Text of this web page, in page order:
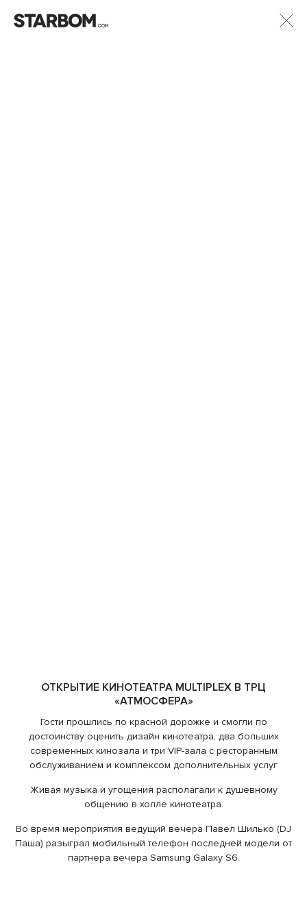
ОТКРЫТИЕ КИНОТЕАТРА MULTIPLEX В ТРЦ
«АТМОСФЕРА»
Гости прошлись по красной дорожке и смогли по
достоинству оценить дизайн кинотеатра, два больших
современных кинозала и три VIP-зала с ресторанным
обслуживанием и комплексом дополнительных услуг
Живая музыка и угощения располагали к душевному
общению в холле кинотеатра.
Во время мероприятия ведущий вечера Павел Шилько (DJ
Паша) разыграл мобильный телефон последней модели от
партнера вечера Samsung Galaxy S6.